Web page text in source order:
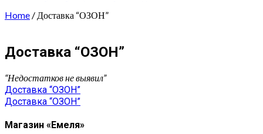
Home / Доставка “ОЗОН”
Доставка “ОЗОН”
“Недостатков не выявил”
Навигация
по
записям
Доставка “ОЗОН”
Доставка “ОЗОН”
Магазин «Емеля»